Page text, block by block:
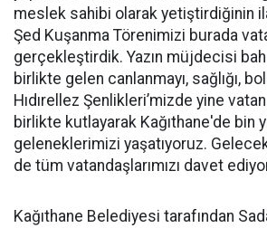
meslek sahibi olarak yetiştirdiğinin
Şed Kuşanma Törenimizi burada
gerçekleştirdik. Yazın müjdecisi
birlikte gelen canlanmayı, sağlığı,
Hıdırellez Şenlikleri’mizde yine
birlikte kutlayarak Kağıthane'de bin
geleneklerimizi yaşatıyoruz.
de tüm vatandaşlarımızı davet
Kağıthane Belediyesi tarafından